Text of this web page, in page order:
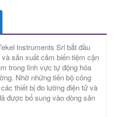
Instruments Srl bắt đầu
sản xuất cảm biến tiệm cận
trong lĩnh vực tự động hóa
Nhờ những tiến bộ công
thiết bị đo lường điện tử và
được bổ sung vào dòng sản